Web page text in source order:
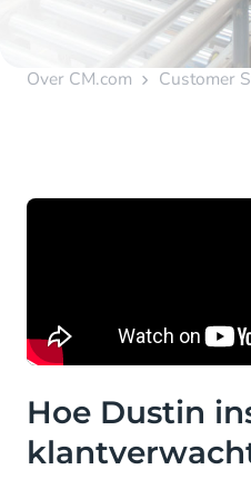
Over CM.com Customer
Hoe Dustin